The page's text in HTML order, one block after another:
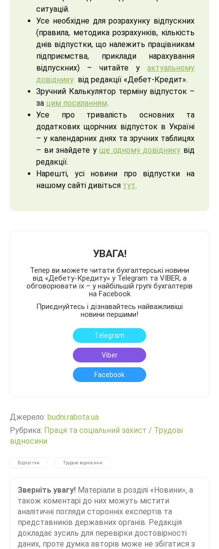
ситуацій.
Усе необхідне для розрахунку відпускних
(правила, методика розрахунків, кількість
днів відпустки, що належить працівникам
підприємства, приклади нарахування
відпускних) – читайте у актуальному
довіднику від редакції «Дебет-Кредит».
Зручний Калькулятор терміну відпусток –
за цим посиланням.
Усе про тривалість основних та
додаткових щорічних відпусток в Україні
– у календарних днях та зручних таблицях
– ви знайдете уще одному довіднику від
редакції.
Нарешті, усі новини про відпустки на
нашому сайті дивіться тут.
УВАГА!
Тепер ви можете читати бухгалтерські новини
від «Дебету-Кредиту» у Telegram та VIBER, а
обговорювати їх – у найбільшій групі бухгалтерів
на Facebook
Приєднуйтесь і дізнавайтесь найважливіші
новини першими!
Telegram
Viber
Facebook
Джерело: budni.rabota.ua
Рубрика: Праця та соціальний захист / Трудові
відносини
Відпустки Трудові відносини
Зверніть увагу! Матеріали в розділі «Новини», а
також коментарі до них можуть містити
аналітичні погляди сторонніх експертів та
представників державних органів. Редакція
докладає зусиль для перевірки достовірності
даних, проте думка авторів може не збігатися з